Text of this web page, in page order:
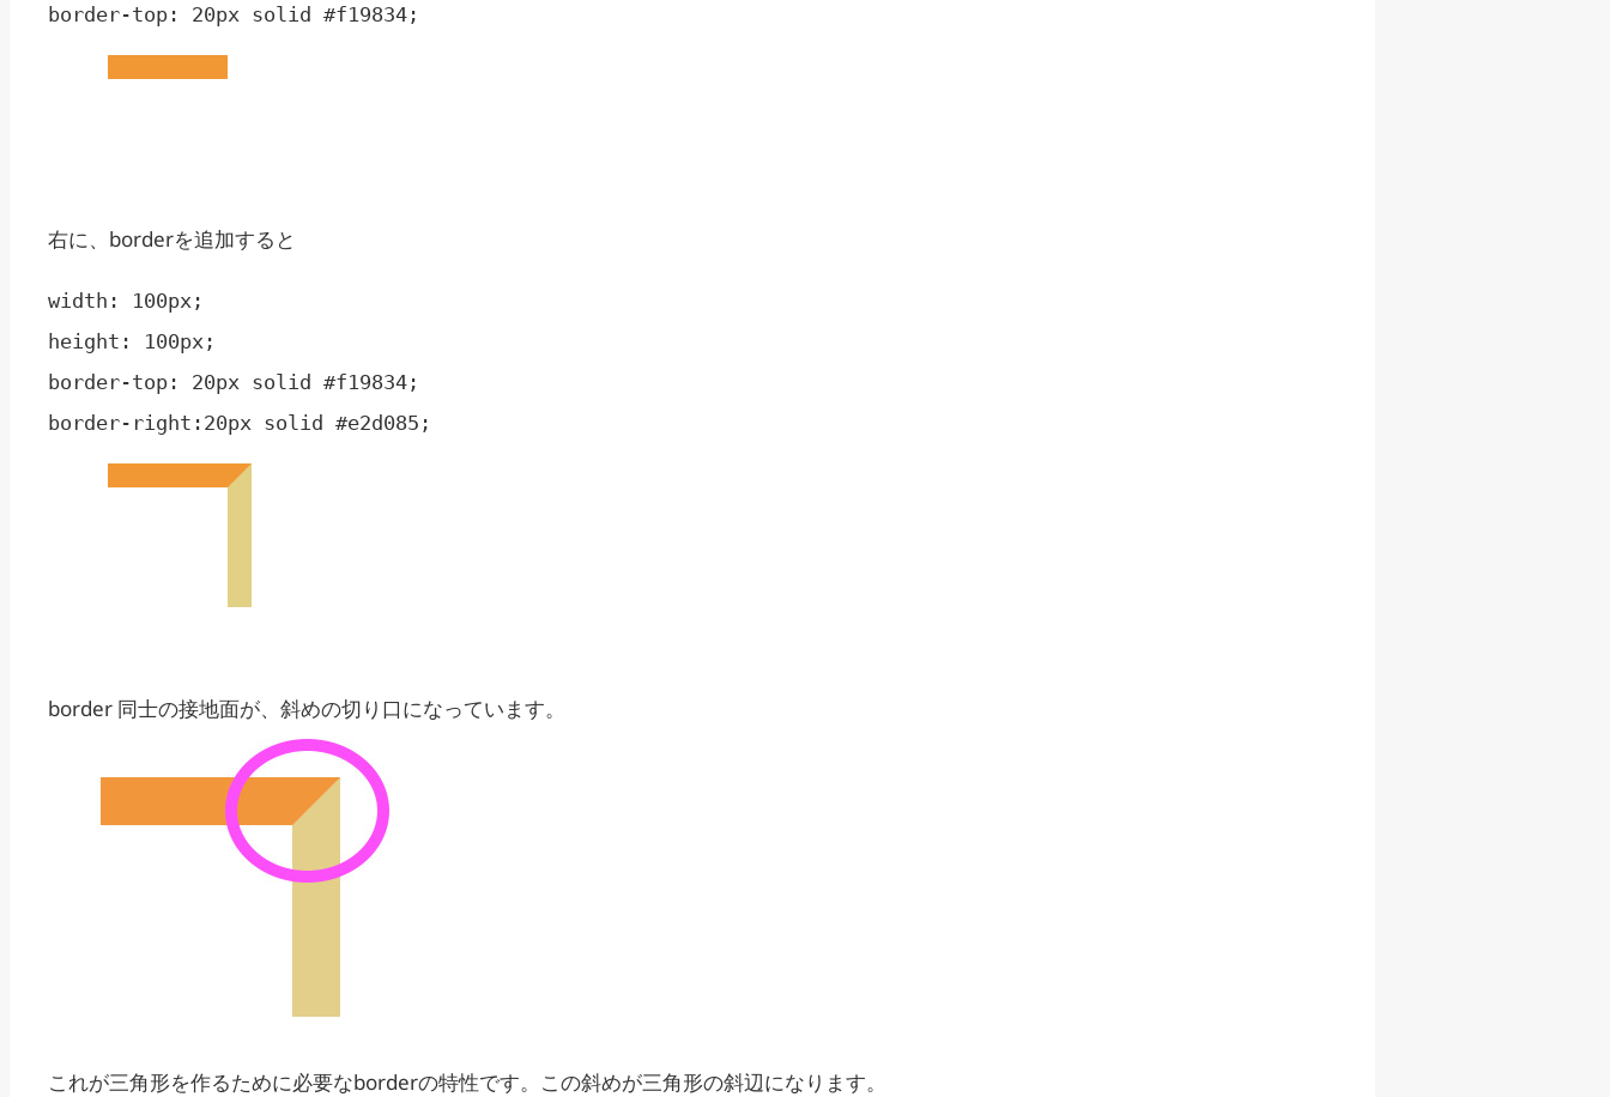
border-top: 20px solid #f19834;
右に、borderを追加すると
width: 100px;
height: 100px;
border-top: 20px solid #f19834;
border 同士の接地面が、斜めの切り口になっています。
これが三角形を作るために必要なborderの特性です。この斜めが三角形の斜辺になります。